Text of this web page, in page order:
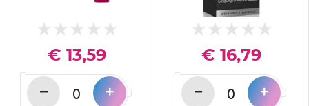
€ 13,59
− +
€ 16,79
− +